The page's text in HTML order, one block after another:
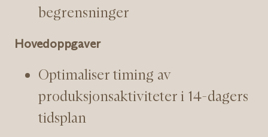
begrensninger
Hovedoppgaver
Optimaliser timing av
produksjonsaktiviteter i 14-dagers
tidsplan